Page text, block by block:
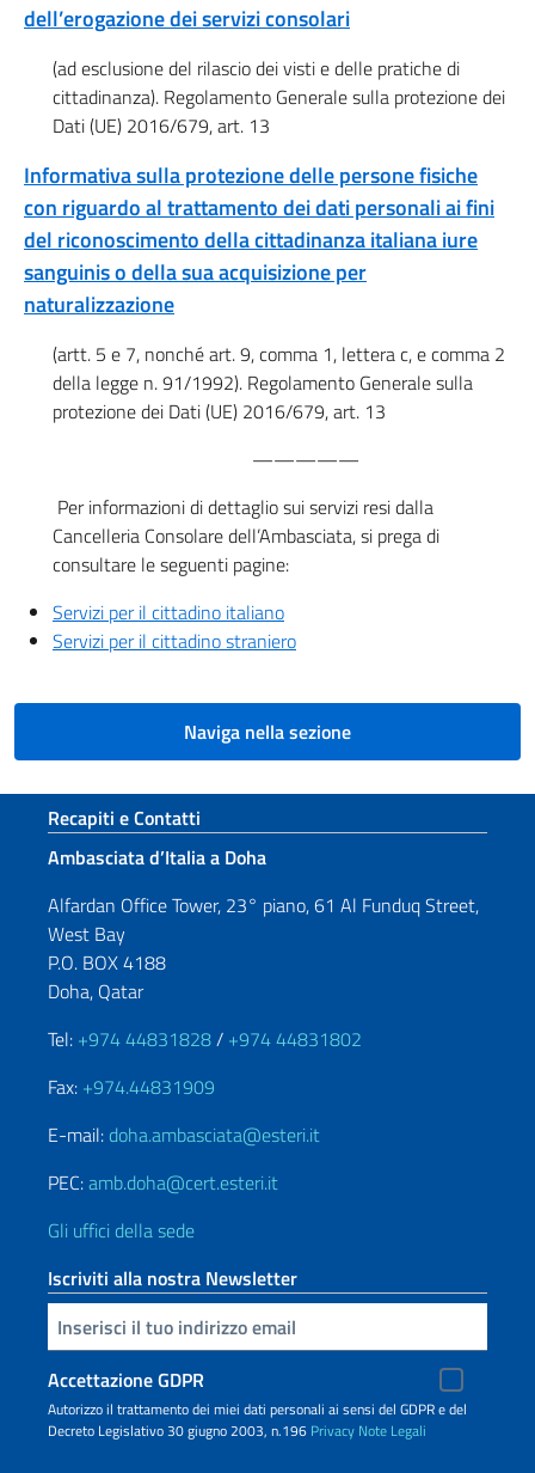
dell’erogazione dei servizi consolari
(ad esclusione del rilascio dei visti e delle pratiche di
cittadinanza). Regolamento Generale sulla protezione dei
Dati (UE) 2016/679, art. 13
Informativa sulla protezione delle persone fisiche
con riguardo al trattamento dei dati personali ai fini
del riconoscimento della cittadinanza italiana iure
sanguinis o della sua acquisizione per
naturalizzazione
(artt. 5 e 7, nonché art. 9, comma 1, lettera c, e comma 2
della legge n. 91/1992). Regolamento Generale sulla
protezione dei Dati (UE) 2016/679, art. 13
—————
Per informazioni di dettaglio sui servizi resi dalla
Cancelleria Consolare dell’Ambasciata, si prega di
consultare le seguenti pagine:
Servizi per il cittadino italiano
Servizi per il cittadino straniero
Naviga nella sezione
Sezione footer
Recapiti e Contatti
Ambasciata d’Italia a Doha
Alfardan Office Tower, 23° piano, 61 Al Funduq Street,
West Bay
P.O. BOX 4188
Doha, Qatar
Tel: +974 44831828/ +974 44831802
Fax: +974.44831909
E-mail: doha.ambasciata@esteri.it
PEC:amb.doha@cert.esteri.it
Gli uffici della sede
Iscriviti alla nostra Newsletter
Inserisci la tua email
Accettazione GDPR
Autorizzo il trattamento dei miei dati personali ai sensi del GDPR e del
Decreto Legislativo 30 giugno 2003, n.196 Privacy Note Legali